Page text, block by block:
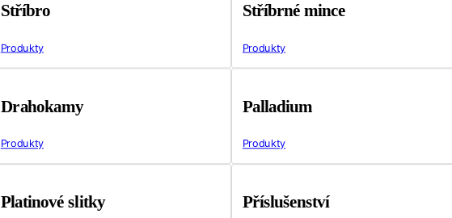
Stříbro
Produkty
Stříbrné mince
Produkty
Drahokamy
Produkty
Palladium
Produkty
Platinové slitky Příslušenství